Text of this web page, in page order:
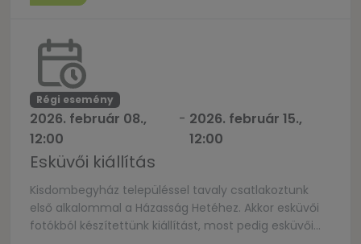
Régi esemény
2026. február 08.,
12:00
- 2026. február 15.,
12:00
Esküvői kiállítás
Kisdombegyház településsel tavaly csatlakoztunk
első alkalommal a Házasság Hetéhez. Akkor esküvői
fotókból készítettünk kiállítást, most pedig esküvői